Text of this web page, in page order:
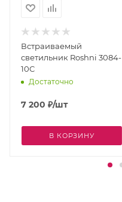
Встраиваемый
светильник Roshni 3084-
10C
Достаточно
7 200 ₽/шт
В КОРЗИНУ